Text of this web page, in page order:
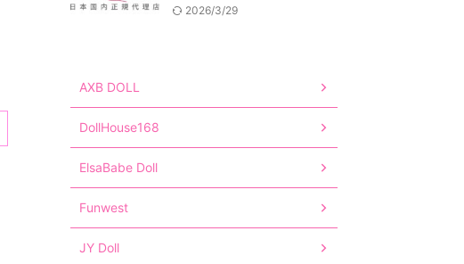
2026/3/29
AXB DOLL
DollHouse168
ElsaBabe Doll
Funwest
JY Doll